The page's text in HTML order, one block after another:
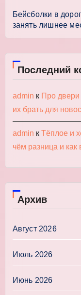
Бейсболки в
занять лишнее
Последний
admin к Про
их брать для
admin к Тёплое и
чём разница и как
Архив
Август 2026
Июль 2026
Июнь 2026